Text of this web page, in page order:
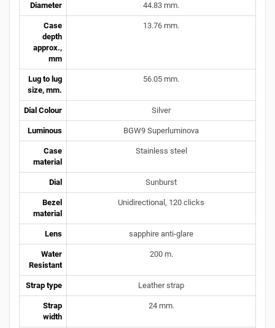
Diameter 44.83 mm.
Case
depth
approx.,
mm
13.76 mm.
Lug to lug
size, mm.
56.05 mm.
Dial Colour Silver
Luminous BGW9 Superluminova
Case
material
Stainless steel
Dial Sunburst
Bezel
material
Unidirectional, 120 clicks
Lens sapphire anti-glare
Water
Resistant
200 m.
Strap type Leather strap
Strap
width
24 mm.